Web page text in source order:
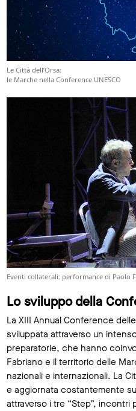
Le Città dell’Orsa:
le Marche nella Conference UNESCO
Eventi collaterali: performance di Paolo
Lo sviluppo della
La XIII Annual Conference
sviluppata attraverso un
preparatorie, che hanno
Fabriano e il territorio delle
nazionali e internazionali. La
e aggiornata costantemente
attraverso i tre “Step”, incontri